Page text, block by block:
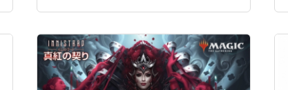
コンテンツ体験
女性VTuberグループ
ホロライブ×ジョイポリス
DREAMY
PARTY